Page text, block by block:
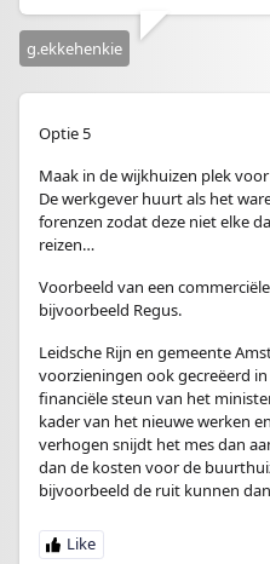
g.ekkehenkie
Optie 5
Maak in de wijkhuizen plek
De werkgever huurt als het
forenzen zodat deze niet elke
reizen…
Voorbeeld van een
bijvoorbeeld Regus.
Leidsche Rijn en gemeente
voorzieningen ook gecreëerd
financiële steun van het
kader van het nieuwe werken
verhogen snijdt het mes dan
dan de kosten voor de
bijvoorbeeld de ruit kunnen